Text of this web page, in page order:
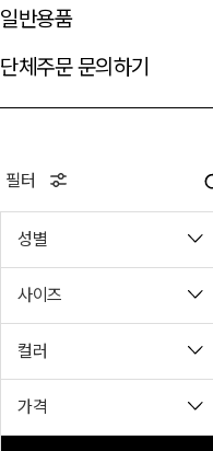
일반용품
단체주문 문의하기
필터
성별
사이즈
컬러
가격